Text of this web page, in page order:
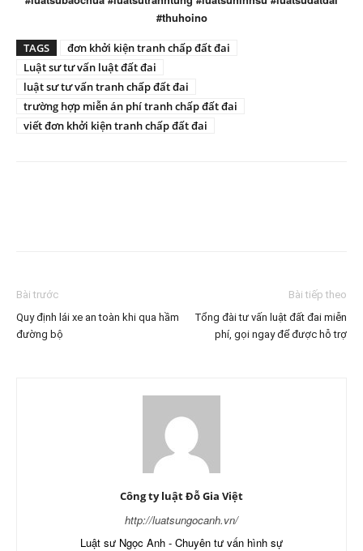
#thuhoino
TAGS
đơn khởi kiện tranh chấp đất đai
Luật sư tư vấn luật đất đai
luật sư tư vấn tranh chấp đất đai
trường hợp miễn án phí tranh chấp đất đai
viết đơn khởi kiện tranh chấp đất đai
Bài trước
Quy định lái xe an toàn khi qua hầm
đường bộ
Bài tiếp theo
Tổng đài tư vấn luật đất đai miễn
phí, gọi ngay để được hỗ trợ
Công ty luật Đỗ Gia Việt
http://luatsungocanh.vn/
Luật sư Ngọc Anh - Chuyên tư vấn hình sự